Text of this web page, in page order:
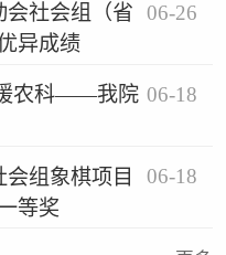
会社会组（省
异成绩
06-26
农科——我院 06-18
组象棋项目
等奖
06-18